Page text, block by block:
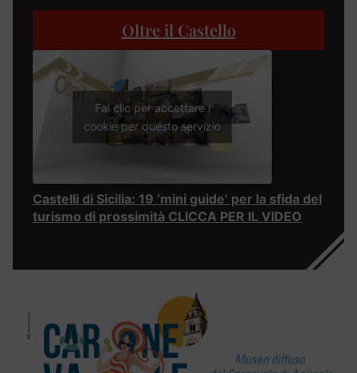
Oltre il Castello
Fai clic per accettare i
cookie per questo servizio
Castelli di Sicilia: 19 ‘mini guide’ per la sfida del
turismo di prossimità CLICCA PER IL VIDEO